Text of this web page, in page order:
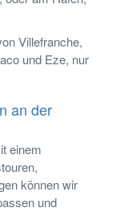
Villefranche,
und Eze, nur
an der
einem
können wir
und